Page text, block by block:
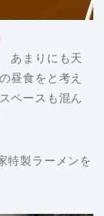
あまりにも天
昼食をと考え
ペースも混ん
特製ラーメンを